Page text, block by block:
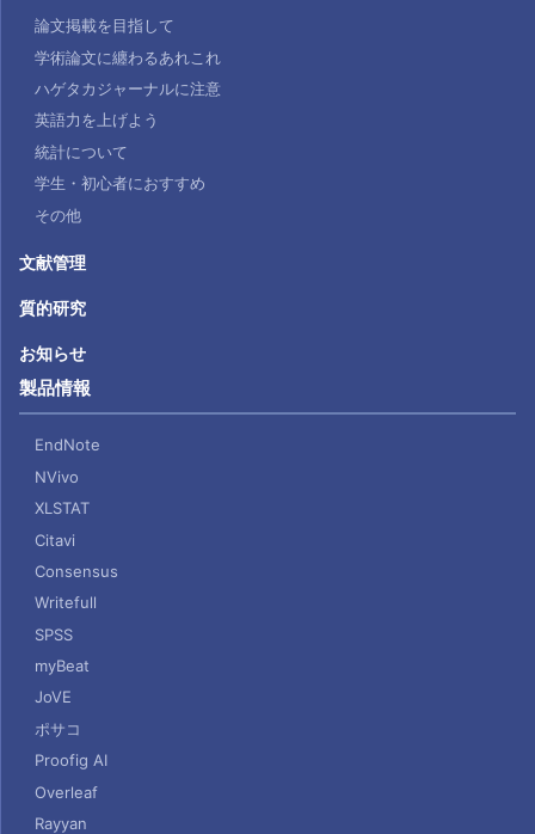
論文掲載を目指して
学術論文に纏わるあれこれ
ハゲタカジャーナルに注意
英語力を上げよう
統計について
学生・初心者におすすめ
その他
文献管理
質的研究
お知らせ
製品情報
EndNote
NVivo
XLSTAT
Citavi
Consensus
Writefull
SPSS
myBeat
JoVE
ポサコ
Proofig AI
Overleaf
Rayyan